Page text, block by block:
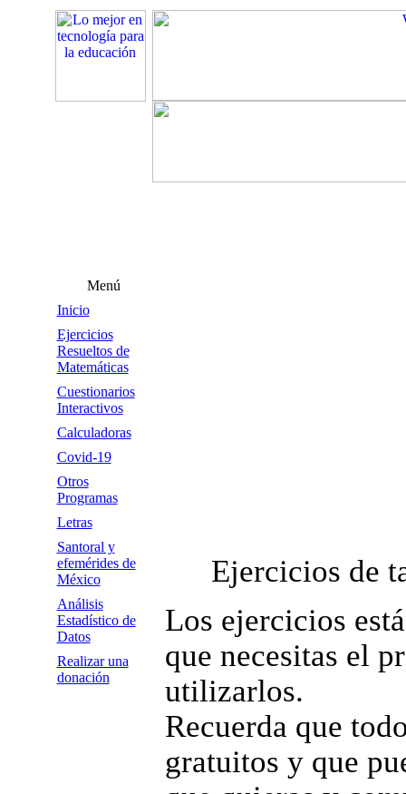
Menú
Inicio
Ejercicios
Resueltos de
Matemáticas
Cuestionarios
Interactivos
Calculadoras
Covid-19
Otros
Programas
Letras
Santoral y
efemérides de
México
Análisis
Estadístico de
Datos
Realizar una
donación
Ejercicios de
Los ejercicios
que necesitas el
utilizarlos.
Recuerda que
gratuitos y que